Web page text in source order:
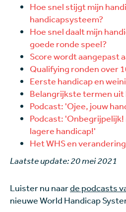
Hoe snel stijgt mijn
handicapsysteem?
Hoe snel daalt mijn
goede ronde speel?
Score wordt aangepast
Qualifying ronden over
Eerste handicap en
Belangrijkste termen uit
Podcast: 'Ojee, jouw
Podcast:
lagere handicap!'
Het WHS en
Laatste update: 20 mei 2021
Luister nu naarde podcasts
nieuwe World Handicap